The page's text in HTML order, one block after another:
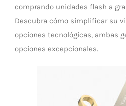
comprando unidades flash a
Descubra cómo simplificar su
opciones tecnológicas, ambas
opciones excepcionales.